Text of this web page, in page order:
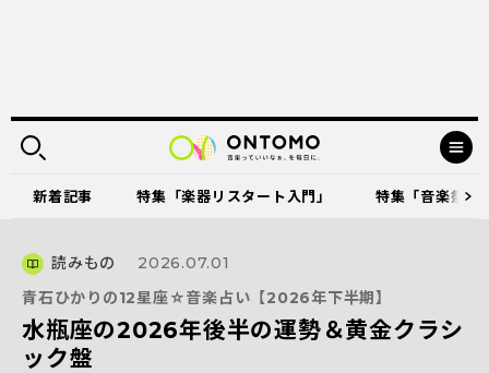
新着記事 特集「楽器リスタート入門」 特集「音楽祭
読みもの
2026.07.01
青石ひかりの12星座☆音楽占い【2026年下半期】
水瓶座の2026年後半の運勢＆黄金クラシ
ック盤